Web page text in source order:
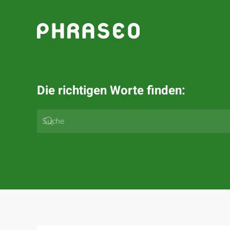
Zum Hauptinhalt springen
Die richtigen Worte finden: